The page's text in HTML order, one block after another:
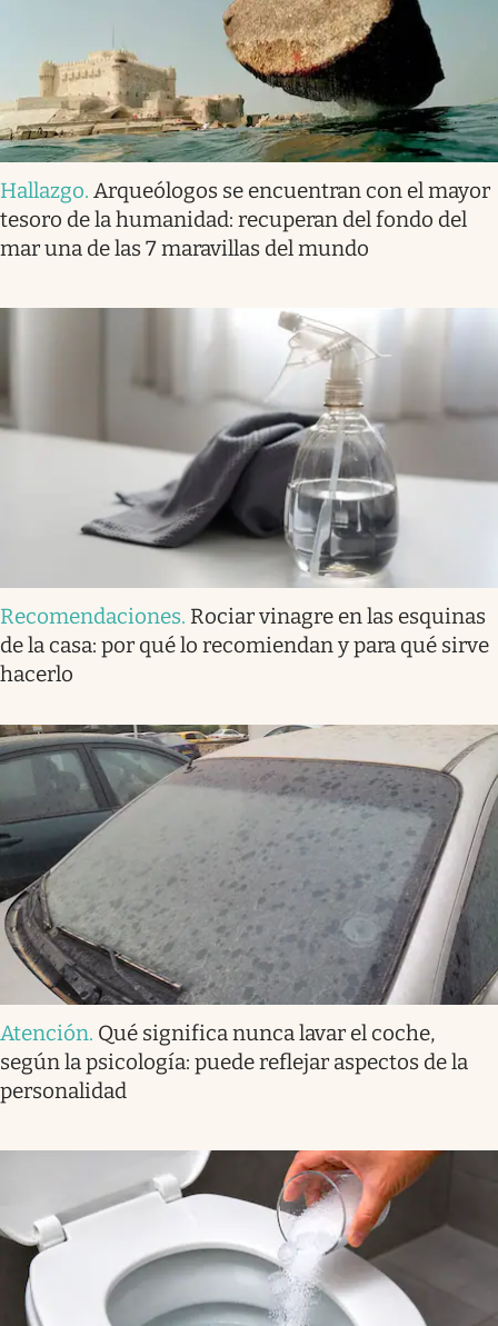
Hallazgo. Arqueólogos se encuentran con el mayor
tesoro de la humanidad: recuperan del fondo del
mar una de las 7 maravillas del mundo
Recomendaciones. Rociar vinagre en las esquinas
de la casa: por qué lo recomiendan y para qué sirve
hacerlo
Atención. Qué significa nunca lavar el coche,
según la psicología: puede reflejar aspectos de la
personalidad